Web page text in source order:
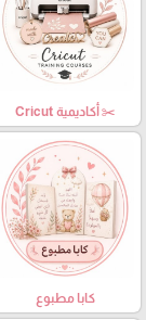
✂️ أكاديمية Cricut
كابا مطبوع